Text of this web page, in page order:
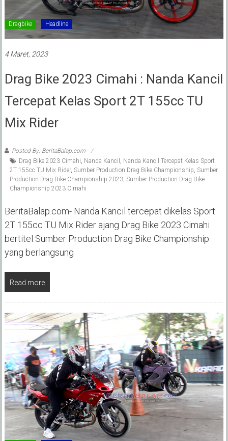
Dragbike Headline
4 Maret, 2023
Drag Bike 2023 Cimahi : Nanda Kancil
Tercepat Kelas Sport 2T 155cc TU
Mix Rider
Posted By: BeritaBalap.com
Drag Bike 2023 Cimahi, Nanda Kancil , Nanda Kancil Tercepat Kelas Sport
2T 155cc TU Mix Rider, Sumber Production Drag Bike Championship, Sumber
Production Drag Bike Championship 2023, Sumber Production Drag Bike
Championship 2023 Cimahi
BeritaBalap.com- Nanda Kancil tercepat dikelas Sport
2T 155cc TU Mix Rider ajang Drag Bike 2023 Cimahi
bertitel Sumber Production Drag Bike Championship
yang berlangsung
Read more